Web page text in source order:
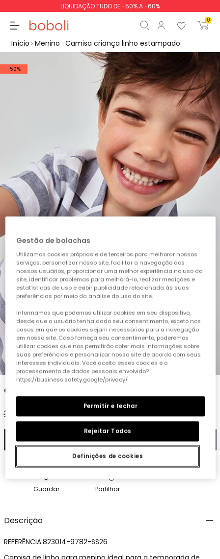
LIQUIDAÇÃO TUDO DE -50% A -60%
0
0,00 €
0,00 €
Iniciar ordem
Início Menino Camisa criança linho estampado
-50%
1 2 3 4 5 6
Camisa criança linho estampado
25,95 € 12,95 €
Adicionar
Guardar Partilhar
Descrição
REFERÊNCIA:823014-9782-SS26
Gestão de bolachas
Utilizamos cookies próprias e de terceiros para melhorar nossos
serviços, personalizar nosso site, facilitar a navegação dos
nossos usuários, proporcionar uma melhor experiência no uso do
site, identificar problemas para melhorá-lo, realizar medições e
estatísticas de uso e exibir publicidade relacionada às suas
preferências por meio da análise do uso do site.
Informamos que podemos utilizar cookies em seu dispositivo,
desde que o usuário tenha dado seu consentimento, exceto nos
casos em que os cookies sejam necessários para a navegação
em nosso site. Caso forneça seu consentimento, poderemos
utilizar cookies que nos permitirão obter mais informações sobre
suas preferências e personalizar nosso site de acordo com seus
interesses individuais. Você aceita esses cookies e o
processamento de dados pessoais envolvido?
https://business.safety.google/privacy/
Definições de cookies
Rejeitar Todos
Permitir e fechar